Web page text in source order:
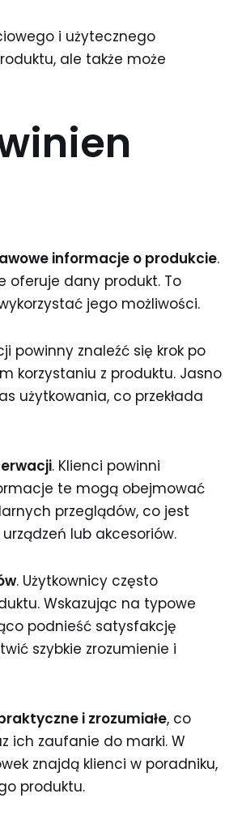
i użytecznego
ale także może
informacje o produkcie.
oferuje dany produkt. To
jego możliwości.
powinny znaleźć się krok po
korzystaniu z produktu. Jasno
użytkowania, co przekłada
. Klienci powinni
te mogą obejmować
przeglądów, co jest
lub akcesoriów.
. Użytkownicy często
Wskazując na typowe
podnieść satysfakcję
szybkie zrozumienie i
i zrozumiałe, co
ich zaufanie do marki. W
znajdą klienci w poradniku,
produktu.